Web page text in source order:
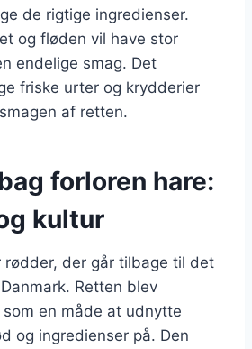
de rigtige ingredienser.
og fløden vil have stor
endelige smag. Det
friske urter og krydderier
af retten.
forloren hare:
kultur
rødder, der går tilbage til det
Retten blev
en måde at udnytte
og ingredienser på. Den